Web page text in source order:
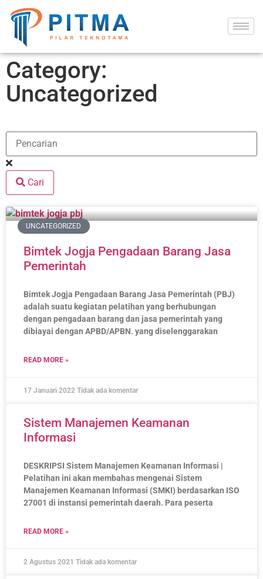
Category:
Uncategorized
Cari
UNCATEGORIZED
Bimtek Jogja Pengadaan Barang Jasa
Pemerintah
Bimtek Jogja Pengadaan Barang Jasa Pemerintah (PBJ)
adalah suatu kegiatan pelatihan yang berhubungan
dengan pengadaan barang dan jasa pemerintah yang
dibiayai dengan APBD/APBN. yang diselenggarakan
READ MORE »
17 Januari 2022 Tidak ada komentar
Sistem Manajemen Keamanan
Informasi
DESKRIPSI Sistem Manajemen Keamanan Informasi |
Pelatihan ini akan membahas mengenai Sistem
Manajemen Keamanan Informasi (SMKI) berdasarkan ISO
27001 di instansi pemerintah daerah. Para peserta
READ MORE »
2 Agustus 2021 Tidak ada komentar